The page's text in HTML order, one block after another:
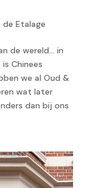
de Etalage
de wereld… in
Chinees
we al Oud &
wat later
dan bij ons